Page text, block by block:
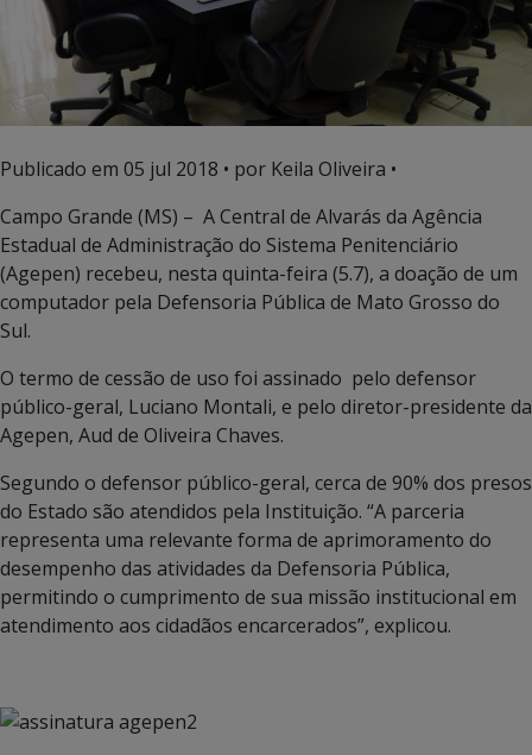
Publicado em 05 jul 2018 • por Keila Oliveira •
Campo Grande (MS) – A Central de Alvarás da Agência
Estadual de Administração do Sistema Penitenciário
(Agepen) recebeu, nesta quinta-feira (5.7), a doação de um
computador pela Defensoria Pública de Mato Grosso do
Sul.
O termo de cessão de uso foi assinado pelo defensor
público-geral, Luciano Montali, e pelo diretor-presidente da
Agepen, Aud de Oliveira Chaves.
Segundo o defensor público-geral, cerca de 90% dos presos
do Estado são atendidos pela Instituição. “A parceria
representa uma relevante forma de aprimoramento do
desempenho das atividades da Defensoria Pública,
permitindo o cumprimento de sua missão institucional em
atendimento aos cidadãos encarcerados”, explicou.